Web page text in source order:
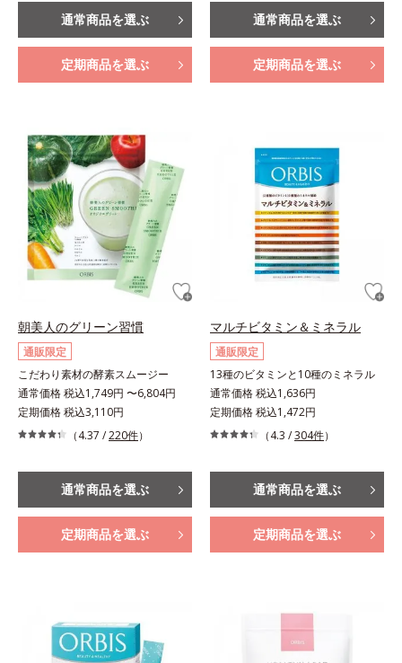
通常商品を選ぶ
定期商品を選ぶ
通常商品を選ぶ
定期商品を選ぶ
朝美人のグリーン習慣
通販限定
こだわり素材の酵素スムージー
通常価格 税込1,749円 〜6,804円
定期価格 税込3,110円
（4.37 /220件）
通常商品を選ぶ
定期商品を選ぶ
マルチビタミン＆ミネラル
通販限定
13種のビタミンと10種のミネラル
通常価格 税込1,636円
定期価格 税込1,472円
（4.3 /304件）
通常商品を選ぶ
定期商品を選ぶ